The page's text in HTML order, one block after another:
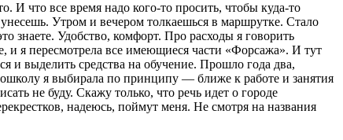
И что все время надо кого-то просить, чтобы куда-то
Утром и вечером толкаешься в маршрутке. Стало
знаете. Удобство, комфорт. Про расходы я говорить
и я пересмотрела все имеющиеся части «Форсажа». И тут
и выделить средства на обучение. Прошло года два,
я выбирала по принципу — ближе к работе и занятия
не буду. Скажу только, что речь идет о городе
надеюсь, поймут меня. Не смотря на названия